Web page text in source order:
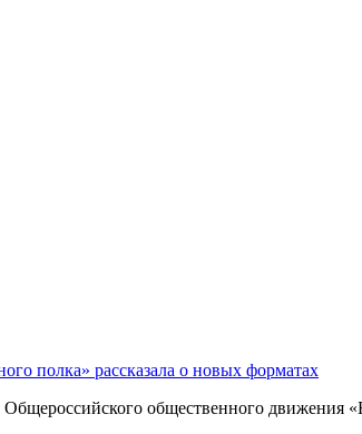
полка» рассказала о новых форматах
Общероссийского общественного движения